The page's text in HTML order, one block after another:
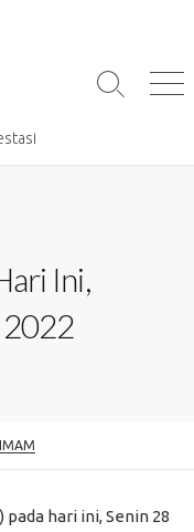
Search
Ini,
hari ini, Senin 28